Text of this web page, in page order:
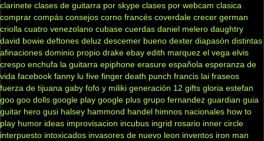
clarinete clases de guitarra por skype clases por webcam clasica
comprar compás consejos corno francés coverdale crecer german
criolla cuatro venezolano cubase cuerdas daniel melero daughtry
david bowie deftones deluz descemer bueno dexter diapasón distintas
afinaciones dominio propio drake ebay edith marquez el vega elvis
crespo enchufa la guitarra epiphone erasure española esperanza de
vida facebook fanny lu five finger death punch francis lai fraseos
fuerza de tijuana gaby fofo y miliki generación 12 gifts gloria estefan
goo goo dolls google play google plus grupo fernandez guardian guia
guitar hero gusi halsey hammond handel himnos nacionales how to
play humor ideas improvisacion incubus ingrid rosario inner circle
interpuesto intoxicados invasores de nuevo leon inventos iron man